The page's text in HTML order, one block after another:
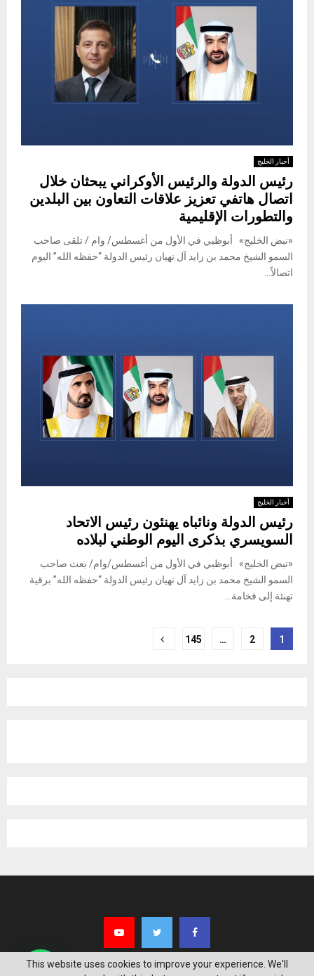
أخبار الخليج
رئيس الدولة والرئيس الأوكراني يبحثان خلال
اتصال هاتفي تعزيز علاقات التعاون بين البلدين
والتطورات الإقليمية
«نبض الخليج» أبوظبي في الأول من أغسطس/ وام / تلقى صاحب
السمو الشيخ محمد بن زايد آل نهيان رئيس الدولة “حفظه الله” اليوم
اتصالاً...
أخبار الخليج
رئيس الدولة ونائباه يهنئون رئيس الاتحاد
السويسري بذكرى اليوم الوطني لبلاده
«نبض الخليج» أبوظبي في الأول من أغسطس/وام/ بعث صاحب
السمو الشيخ محمد بن زايد آل نهيان رئيس الدولة “حفظه الله” برقية
تهنئة إلى فخامة...
Posts
1
2
…
145
This website uses cookies to improve your experience. We'll